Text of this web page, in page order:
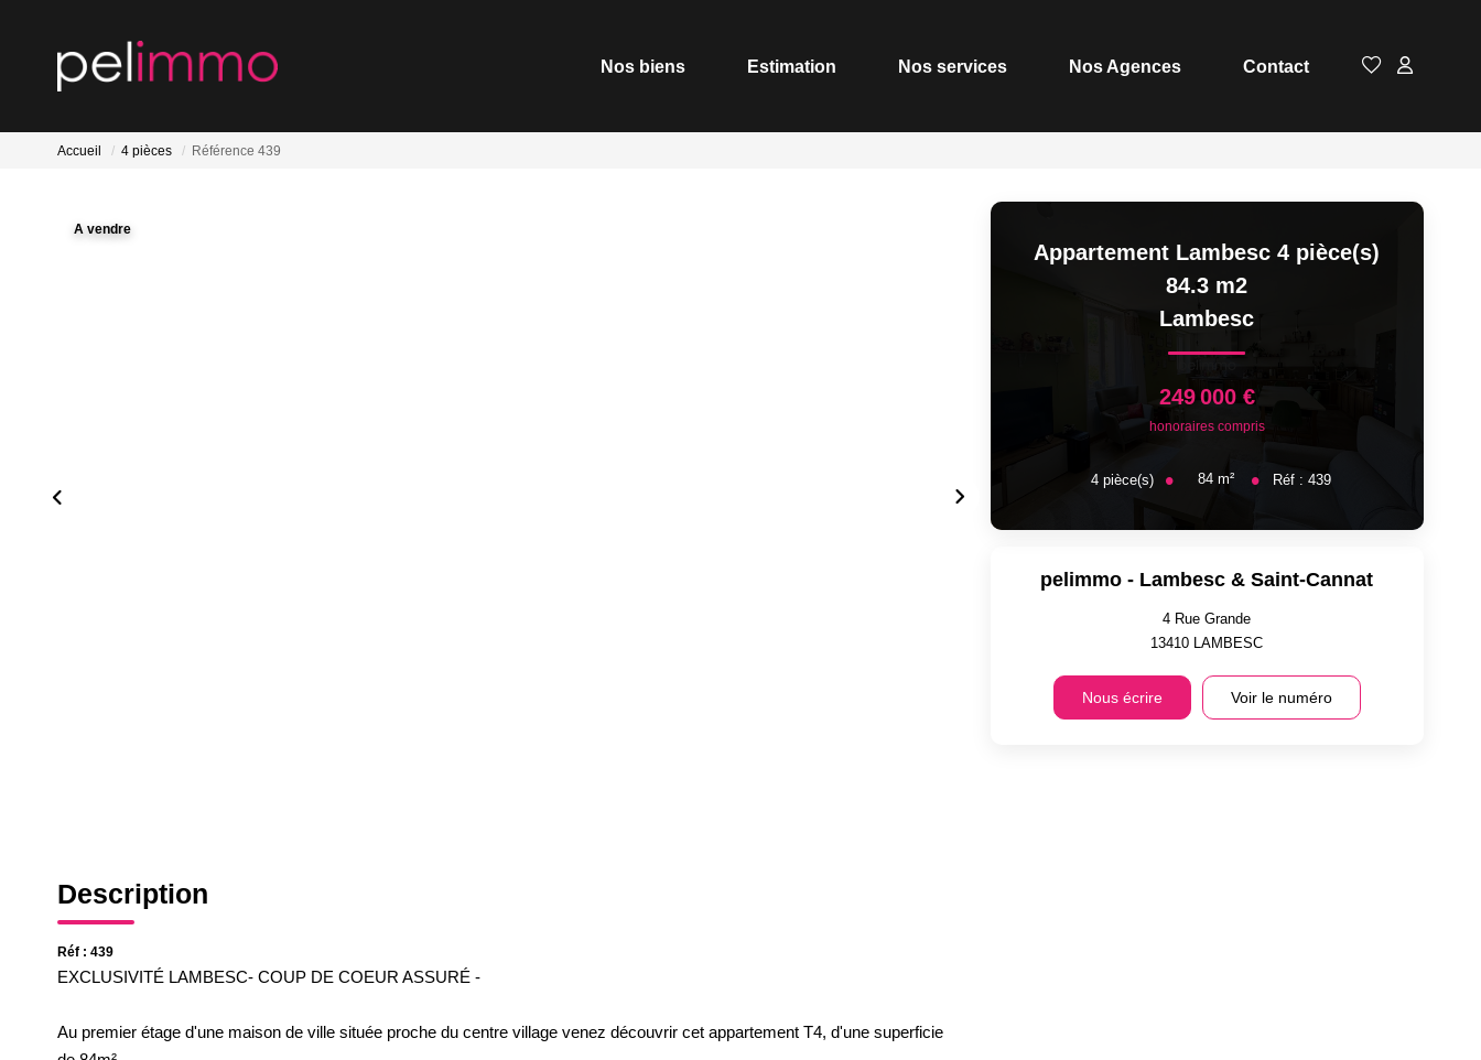
Nos biens Estimation Nos services Nos Agences Contact
Accueil 4 pièces Référence 439
A vendre
Description
Réf : 439
EXCLUSIVITÉ LAMBESC- COUP DE COEUR ASSURÉ -
Au premier étage d'une maison de ville située proche du centre village venez découvrir cet appartement T4, d'une superficie
Appartement Lambesc 4 pièce(s)
84.3 m2
Lambesc
249 000 €
honoraires compris
4pièce(s) 84m² Réf :439
pelimmo - Lambesc & Saint-Cannat
4 Rue Grande
13410 LAMBESC
Nous écrire Voir le numéro